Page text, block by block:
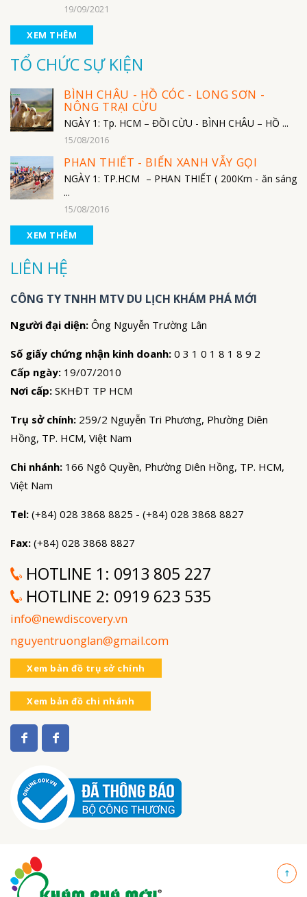
19/09/2021
XEM THÊM
TỔ CHỨC SỰ KIỆN
BÌNH CHÂU - HỒ CÓC - LONG SƠN -
NÔNG TRẠI CỪU
NGÀY 1: Tp. HCM – ĐỒI CỪU - BÌNH CHÂU – HỒ ...
15/08/2016
PHAN THIẾT - BIỂN XANH VẪY GỌI
NGÀY 1: TP.HCM – PHAN THIẾT ( 200Km - ăn sáng
...
15/08/2016
XEM THÊM
LIÊN HỆ
CÔNG TY TNHH MTV DU LỊCH KHÁM PHÁ MỚI
Người đại diện: Ông Nguyễn Trường Lân
Số giấy chứng nhận kinh doanh: 0 3 1 0 1 8 1 8 9 2
Cấp ngày: 19/07/2010
Nơi cấp: SKHĐT TP HCM
Trụ sở chính: 259/2 Nguyễn Tri Phương, Phường Diên
Hồng, TP. HCM, Việt Nam
Chi nhánh: 166 Ngô Quyền, Phường Diên Hồng, TP. HCM,
Việt Nam
Tel: (+84) 028 3868 8825 - (+84) 028 3868 8827
Fax: (+84) 028 3868 8827
HOTLINE 1: 0913 805 227
HOTLINE 2: 0919 623 535
info@newdiscovery.vn
nguyentruonglan@gmail.com
Xem bản đồ trụ sở chính
Xem bản đồ chi nhánh